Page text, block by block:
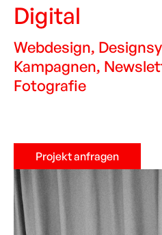
Digital
Webdesign,
Kampagnen,
Fotografie
Projekt anfragen